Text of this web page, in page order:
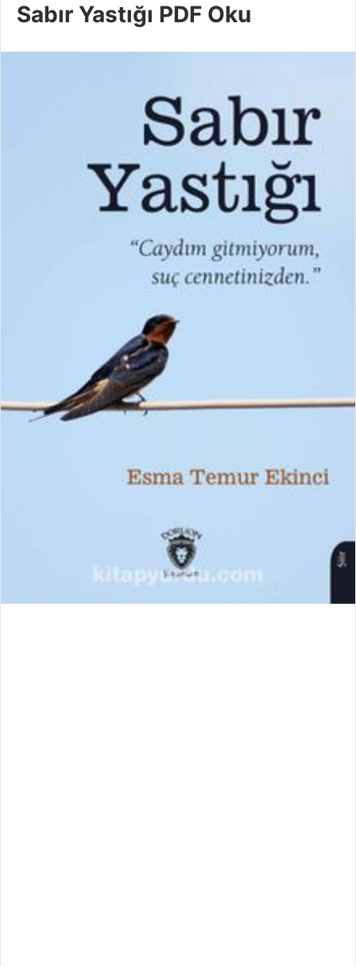
Sabır Yastığı PDF Oku